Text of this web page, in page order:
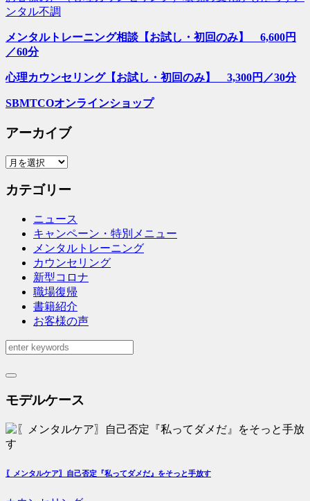
ンタル不調
メンタルトレーニング相談【お試し・初回のみ】 6,600円
／60分
心理カウンセリング【お試し・初回のみ】 3,300円／30分
SBMTCOオンラインショップ
アーカイブ
ア
カ
カテゴリー
ニュース
キャンペーン・特別メニュー
メンタルトレーニング
カウンセリング
新型コロナ
職場復帰
書籍紹介
お客様の声
モデルケース
〖メンタルケア〗自己否定『私ってダメだ』をそっと手放す